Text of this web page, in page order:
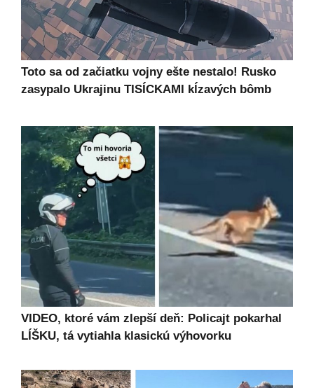
Toto sa od začiatku vojny ešte nestalo! Rusko
zasypalo Ukrajinu TISÍCKAMI kĺzavých bômb
VIDEO, ktoré vám zlepší deň: Policajt pokarhal
LÍŠKU, tá vytiahla klasickú výhovorku